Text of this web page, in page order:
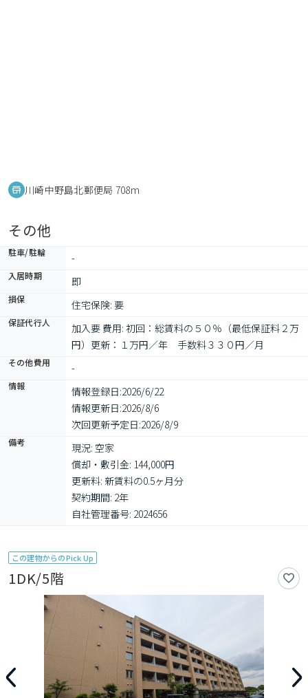
川崎中野島北郵便局 708m
その他
駐車/駐輪 -
入居時期 即
損保 住宅保険: 要
保証代行人
加入要 費用: 初回：総賃料の５０％（最低保証料２万
円）更新：１万円／年　手数料３３０円／月
その他費用 -
情報 情報登録日:2026/6/22
情報更新日:2026/8/6
次回更新予定日:2026/8/9
備考
現況: 空家
償却・敷引金: 144,000円
更新料: 新賃料の0.5ヶ月分
契約期間: 2年
自社管理番号: 2024656
この建物からのPick Up
1DK/5階